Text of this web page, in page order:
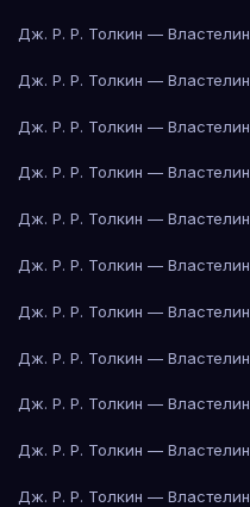
Дж. Р. Р. Толкин —
Дж. Р. Р. Толкин —
Дж. Р. Р. Толкин —
Дж. Р. Р. Толкин —
Дж. Р. Р. Толкин —
Дж. Р. Р. Толкин —
Дж. Р. Р. Толкин —
Дж. Р. Р. Толкин —
Дж. Р. Р. Толкин —
Дж. Р. Р. Толкин —
Дж. Р. Р. Толкин —